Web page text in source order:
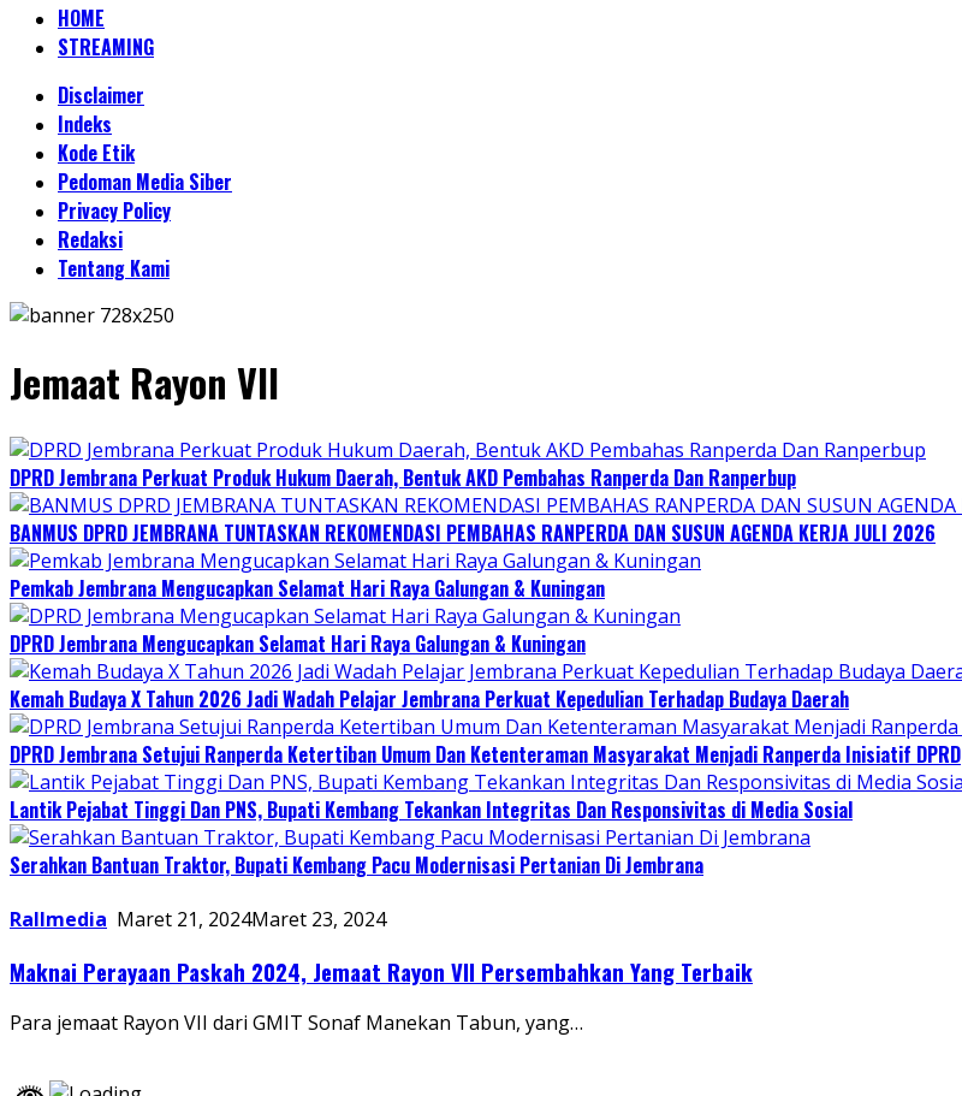
HOME
STREAMING
Disclaimer
Indeks
Kode Etik
Pedoman Media Siber
Privacy Policy
Redaksi
Tentang Kami
Jemaat Rayon VII
DPRD Jembrana Perkuat Produk Hukum Daerah, Bentuk AKD Pembahas Ranperda Dan Ranperbup
BANMUS DPRD JEMBRANA TUNTASKAN REKOMENDASI PEMBAHAS RANPERDA DAN SUSUN AGENDA KERJA JULI 2026
Pemkab Jembrana Mengucapkan Selamat Hari Raya Galungan & Kuningan
DPRD Jembrana Mengucapkan Selamat Hari Raya Galungan & Kuningan
Kemah Budaya X Tahun 2026 Jadi Wadah Pelajar Jembrana Perkuat Kepedulian Terhadap Budaya Daerah
DPRD Jembrana Setujui Ranperda Ketertiban Umum Dan Ketenteraman Masyarakat Menjadi Ranperda Inisiatif DPRD
Lantik Pejabat Tinggi Dan PNS, Bupati Kembang Tekankan Integritas Dan Responsivitas di Media Sosial
Serahkan Bantuan Traktor, Bupati Kembang Pacu Modernisasi Pertanian Di Jembrana
Rallmedia Maret 21, 2024Maret 23, 2024
Maknai Perayaan Paskah 2024, Jemaat Rayon VII Persembahkan Yang Terbaik
Para jemaat Rayon VII dari GMIT Sonaf Manekan Tabun, yang…